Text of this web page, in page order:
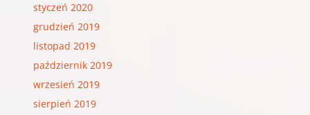
styczeń 2020
grudzień 2019
listopad 2019
październik 2019
wrzesień 2019
sierpień 2019